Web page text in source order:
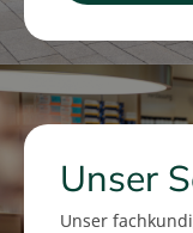
Unser
Unser